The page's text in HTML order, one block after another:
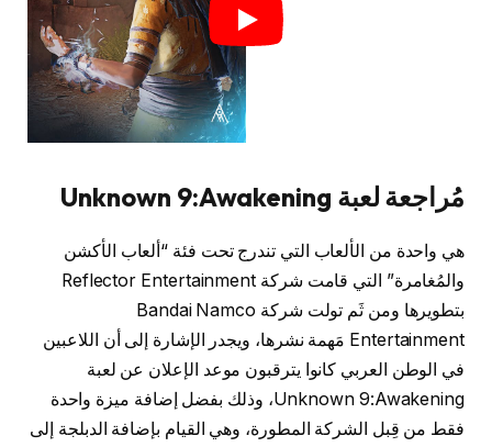
مُراجعة لعبة Unknown 9:Awakening
هي واحدة من الألعاب التي تندرج تحت فئة “ألعاب الأكشن
والمُغامرة” التي قامت شركة Reflector Entertainment
بتطويرها ومن ثَم تولت شركة Bandai Namco
Entertainment مَهمة نشرها، ويجدر الإشارة إلى أن اللاعبين
في الوطن العربي كانوا يترقبون موعد الإعلان عن لعبة
Unknown 9:Awakening، وذلك بفضل إضافة ميزة واحدة
فقط من قِبل الشركة المطورة، وهي القيام بإضافة الدبلجة إلى